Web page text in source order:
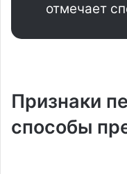
отмечает
Признаки
способы